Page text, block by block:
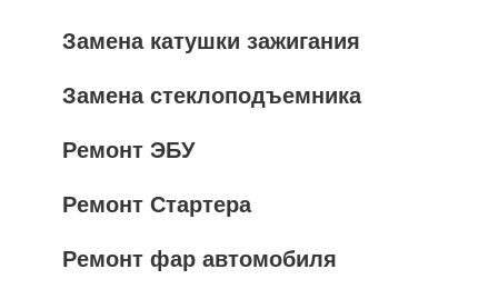
Замена катушки зажигания
Замена стеклоподъемника
Ремонт ЭБУ
Ремонт Стартера
Ремонт фар автомобиля